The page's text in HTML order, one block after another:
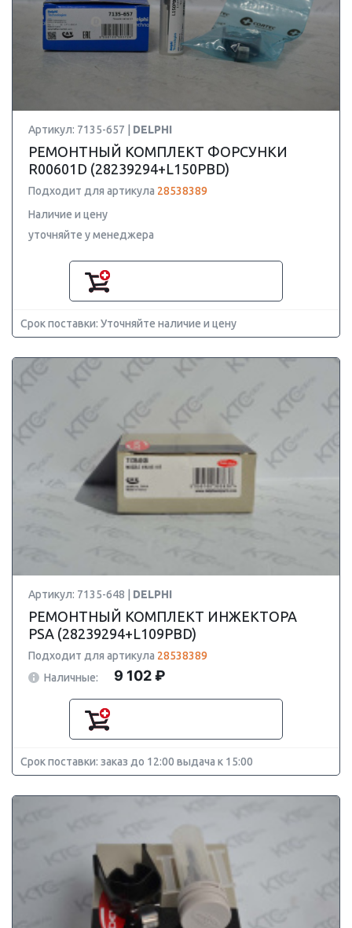
Артикул: 7135-657 | DELPHI
РЕМОНТНЫЙ КОМПЛЕКТ ФОРСУНКИ
R00601D (28239294+L150PBD)
Подходит для артикула 28538389
Наличие и цену
уточняйте у менеджера
Срок поставки: Уточняйте наличие и цену
Артикул: 7135-648 | DELPHI
РЕМОНТНЫЙ КОМПЛЕКТ ИНЖЕКТОРА
PSA (28239294+L109PBD)
Подходит для артикула 28538389
Наличные:
9 102 ₽
Срок поставки: заказ до 12:00 выдача к 15:00